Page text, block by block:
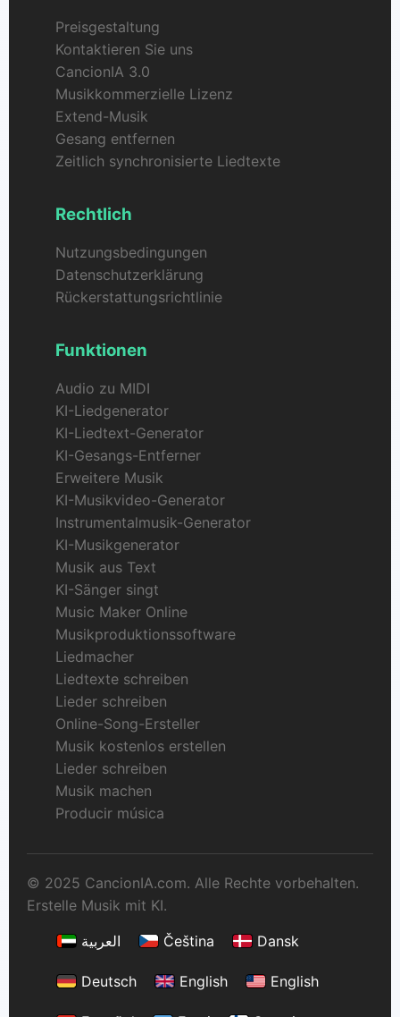
Preisgestaltung
Kontaktieren Sie uns
CancionIA 3.0
Musikkommerzielle Lizenz
Extend-Musik
Gesang entfernen
Zeitlich synchronisierte Liedtexte
Rechtlich
Nutzungsbedingungen
Datenschutzerklärung
Rückerstattungsrichtlinie
Funktionen
Audio zu MIDI
KI-Liedgenerator
KI-Liedtext-Generator
KI-Gesangs-Entferner
Erweitere Musik
KI-Musikvideo-Generator
Instrumentalmusik-Generator
KI-Musikgenerator
Musik aus Text
KI-Sänger singt
Music Maker Online
Musikproduktionssoftware
Liedmacher
Liedtexte schreiben
Lieder schreiben
Online-Song-Ersteller
Musik kostenlos erstellen
Lieder schreiben
Musik machen
Producir música
© 2025 CancionIA.com. Alle Rechte vorbehalten.
Erstelle Musik mit KI.
العربية
Čeština Dansk
Deutsch English English